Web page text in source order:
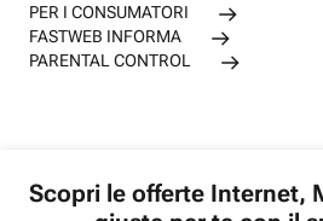
PER I CONSUMATORI
FASTWEB INFORMA
PARENTAL CONTROL
Scopri le offerte Internet,